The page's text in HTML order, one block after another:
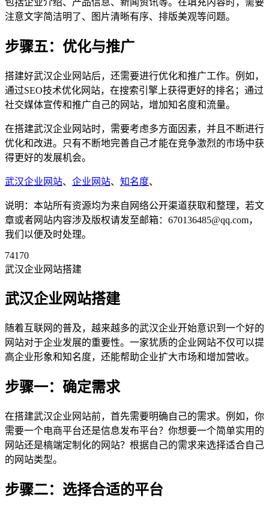
注意文字简洁明了、图片清晰有序、排版美观等问题。
步骤五：优化与推广
搭建好武汉企业网站后，还需要进行优化和推广工作。例如，
通过SEO技术优化网站，在搜索引擎上获得更好的排名；通过
社交媒体宣传和推广自己的网站，增加知名度和流量。
在搭建武汉企业网站时，需要考虑多方面因素，并且不断进行
优化和改进。只有不断地完善自己才能在竞争激烈的市场中获
得更好的发展机会。
武汉企业网站、 企业网站、 知名度、
说明：本站所有资源均为来自网络公开渠道获取和整理，若文
章或者网站内容涉及版权请发至邮箱：670136485@qq.com，
我们以便及时处理。
74170
武汉企业网站搭建
武汉企业网站搭建
随着互联网的普及，越来越多的武汉企业开始意识到一个好的
网站对于企业发展的重要性。一家犹质的企业网站不仅可以提
高企业形象和知名度，还能帮助企业扩大市场和增加营收。
步骤一：确定需求
在搭建武汉企业网站前，首先需要明确自己的需求。例如，你
需要一个电商平台还是信息发布平台？你想要一个简单实用的
网站还是槁端定制化的网站？根据自己的需求来选择适合自己
的网站类型。
步骤二：选择合适的平台